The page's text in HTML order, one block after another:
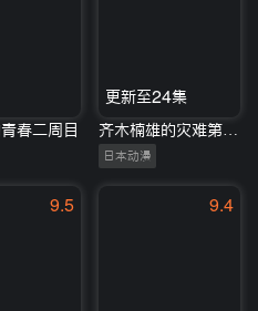
春二周目
更新至24集
齐木楠雄的灾难第二季
日本动漫
9.5 9.4